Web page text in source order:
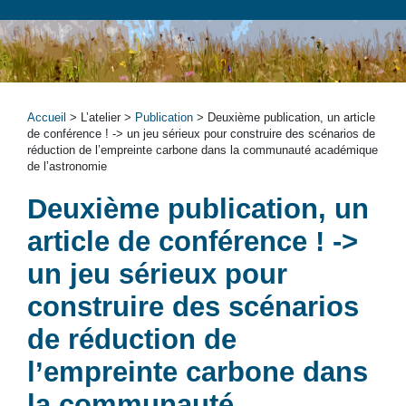
Accueil > L’atelier > Publication > Deuxième publication, un article
de conférence ! -> un jeu sérieux pour construire des scénarios de
réduction de l’empreinte carbone dans la communauté académique
de l’astronomie
Deuxième publication, un
article de conférence ! ->
un jeu sérieux pour
construire des scénarios
de réduction de
l’empreinte carbone dans